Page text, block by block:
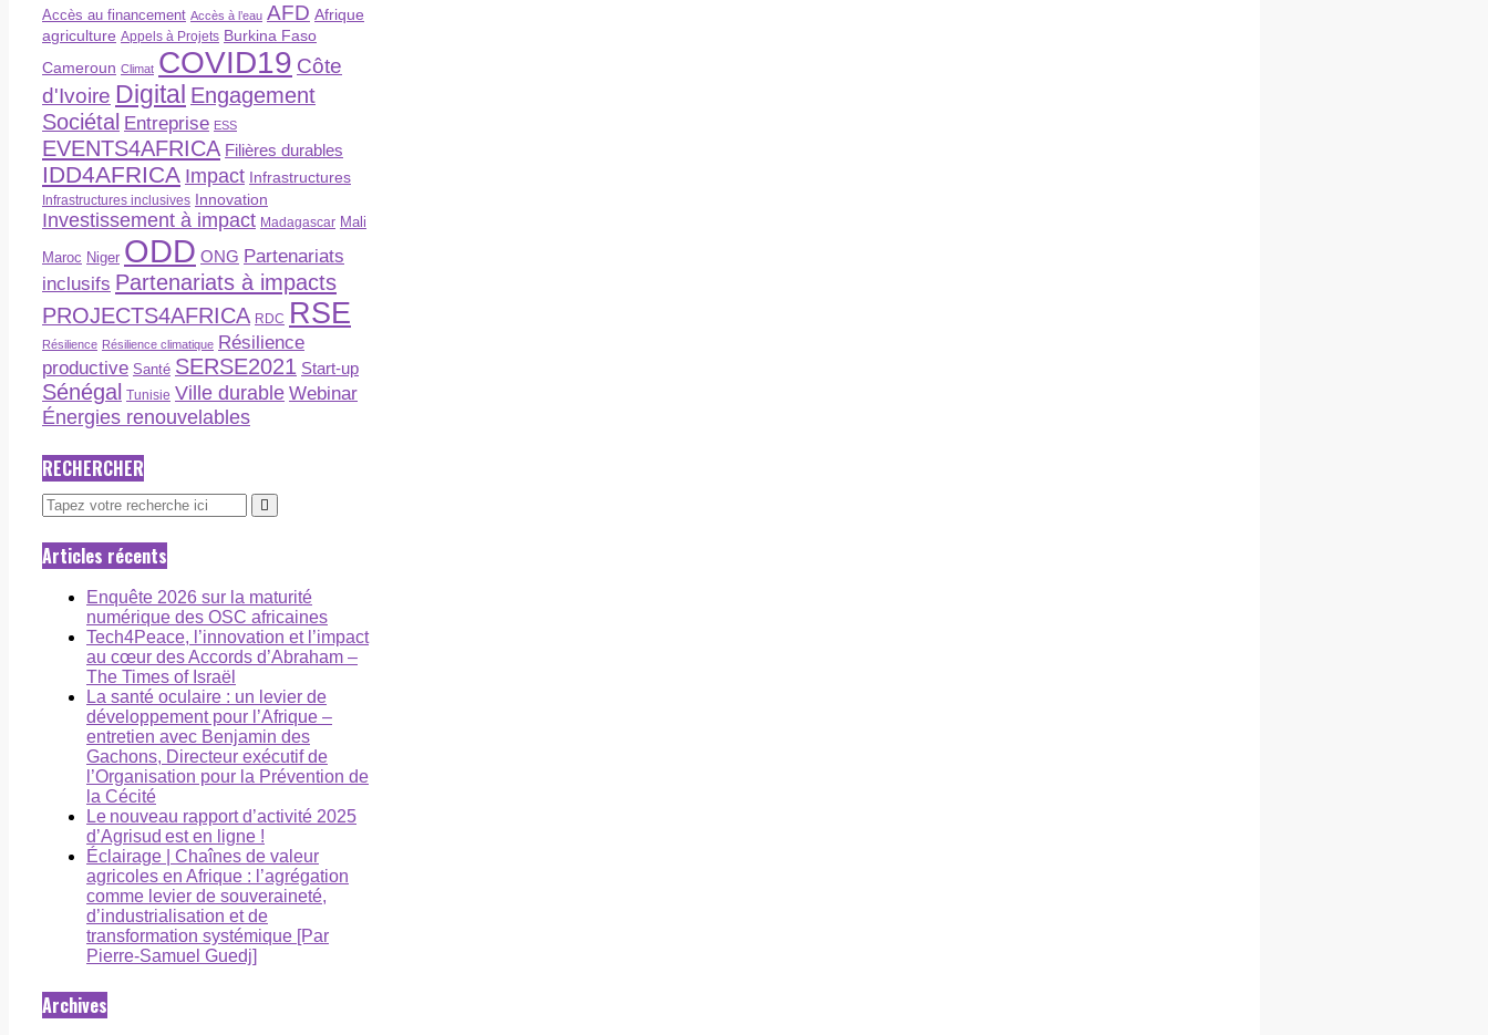
Accès au financement Accès à l’eau AFD Afrique
agriculture Appels à Projets Burkina Faso
Cameroun Climat COVID19 Côte
d'Ivoire Digital Engagement
Sociétal Entreprise ESS
EVENTS4AFRICA Filières durables
IDD4AFRICA Impact Infrastructures
Infrastructures inclusives Innovation
Investissement à impact Madagascar Mali
Maroc Niger ODD ONG Partenariats
inclusifs Partenariats à impacts
PROJECTS4AFRICA RDC RSE
Résilience Résilience climatique Résilience
productive Santé SERSE2021 Start-up
Sénégal Tunisie Ville durable Webinar
Énergies renouvelables
RECHERCHER
Articles récents
Enquête 2026 sur la maturité
numérique des OSC africaines
Tech4Peace, l’innovation et l’impact
au cœur des Accords d’Abraham –
The Times of Israël
La santé oculaire : un levier de
développement pour l’Afrique –
entretien avec Benjamin des
Gachons, Directeur exécutif de
l’Organisation pour la Prévention de
la Cécité
Le nouveau rapport d’activité 2025
d’Agrisud est en ligne !
Éclairage | Chaînes de valeur
agricoles en Afrique : l’agrégation
comme levier de souveraineté,
d’industrialisation et de
transformation systémique [Par
Pierre-Samuel Guedj]
Archives